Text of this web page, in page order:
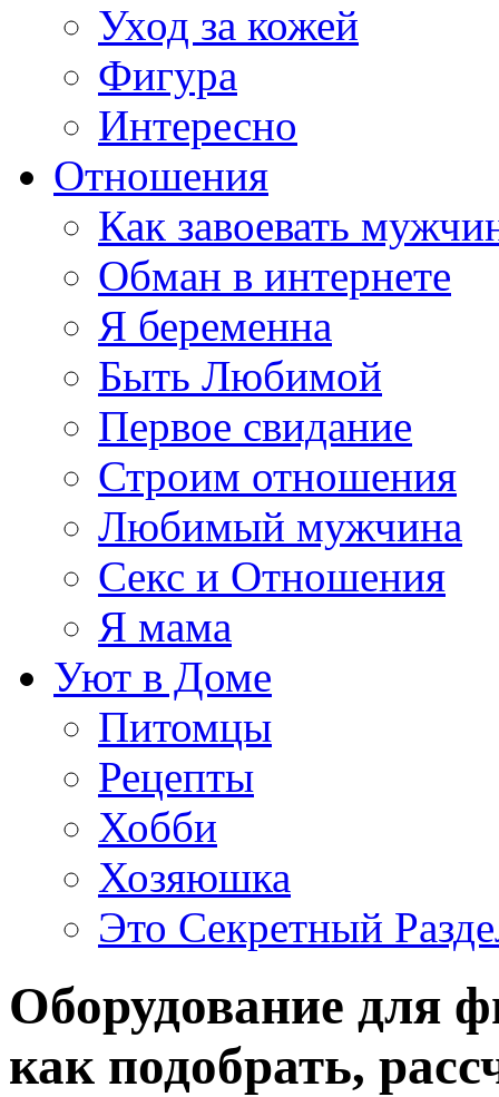
Уход за кожей
Фигура
Интересно
Отношения
Как завоевать
Обман в интернете
Я беременна
Быть Любимой
Первое свидание
Строим отношения
Любимый мужчина
Секс и Отношения
Я мама
Уют в Доме
Питомцы
Рецепты
Хобби
Хозяюшка
Это Секретный
Оборудование для
как подобрать,